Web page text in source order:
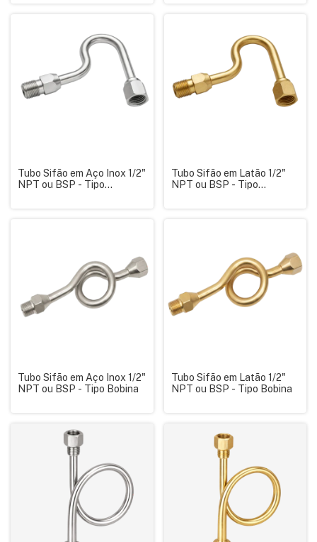
Tubo Sifão em Aço Inox 1/2"
NPT ou BSP - Tipo
Tubo Sifão em Latão 1/2"
NPT ou BSP - Tipo
Tubo Sifão em Aço Inox 1/2"
NPT ou BSP - Tipo Bobina
Tubo Sifão em Latão 1/2"
NPT ou BSP - Tipo Bobina